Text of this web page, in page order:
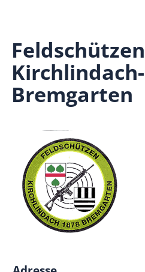
Feldschützen
Kirchlindach-
Bremgarten